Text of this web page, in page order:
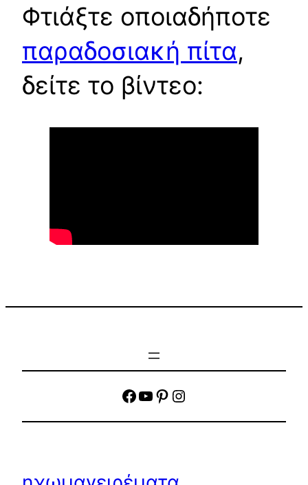
Φτιάξτε οποιαδήποτε
παραδοσιακή πίτα,
δείτε το βίντεο:
facebook
YouTube
Pinterest
Instagram